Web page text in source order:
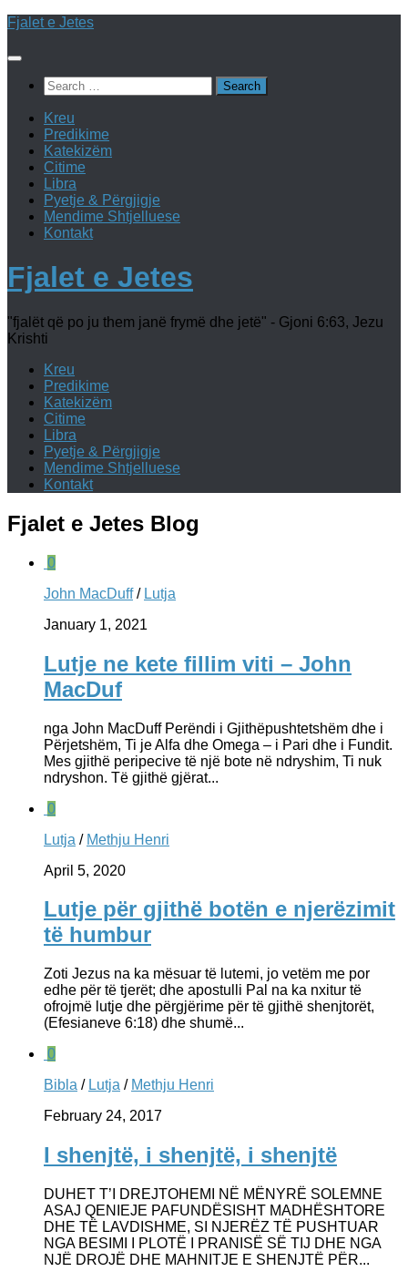
Skip
content
Fjalet e Jetes
Search
for:
Kreu
Predikime
Katekizëm
Citime
Libra
Pyetje & Përgjigje
Mendime Shtjelluese
Kontakt
Fjalet e Jetes
"fjalët që po ju them janë frymë dhe jetë" - Gjoni 6:63, Jezu
Krishti
Kreu
Predikime
Katekizëm
Citime
Libra
Pyetje & Përgjigje
Mendime Shtjelluese
Kontakt
Fjalet e Jetes Blog
0
John MacDuff/ Lutja
January 1, 2021
Lutje ne kete fillim viti – John
MacDuf
nga John MacDuff Perëndi i Gjithëpushtetshëm dhe i
Përjetshëm, Ti je Alfa dhe Omega – i Pari dhe i Fundit.
Mes gjithë peripecive të një bote në ndryshim, Ti nuk
ndryshon. Të gjithë gjërat...
0
Lutja / Methju Henri
April 5, 2020
Lutje për gjithë botën e njerëzimit
të humbur
Zoti Jezus na ka mësuar të lutemi, jo vetëm me por
edhe për të tjerët; dhe apostulli Pal na ka nxitur të
ofrojmë lutje dhe përgjërime për të gjithë shenjtorët,
(Efesianeve 6:18) dhe shumë...
0
Bibla / Lutja / Methju Henri
February 24, 2017
I shenjtë, i shenjtë, i shenjtë
DUHET T’I DREJTOHEMI NË MËNYRË SOLEMNE
ASAJ QENIEJE PAFUNDËSISHT MADHËSHTORE
DHE TË LAVDISHME, SI NJERËZ TË PUSHTUAR
NGA BESIMI I PLOTË I PRANISË SË TIJ DHE NGA
NJË DROJË DHE MAHNITJE E SHENJTË PËR...